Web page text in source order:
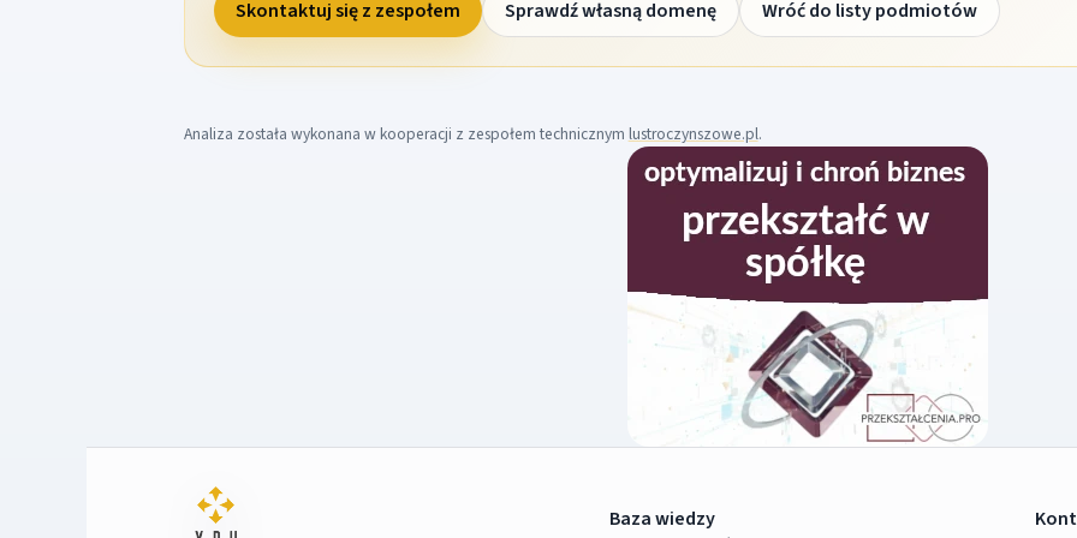
Skontaktuj się z zespołem Sprawdź własną domenę Wróć do listy podmiotów
Analiza została wykonana w kooperacji z zespołem technicznym lustroczynszowe.pl.
Baza wiedzy